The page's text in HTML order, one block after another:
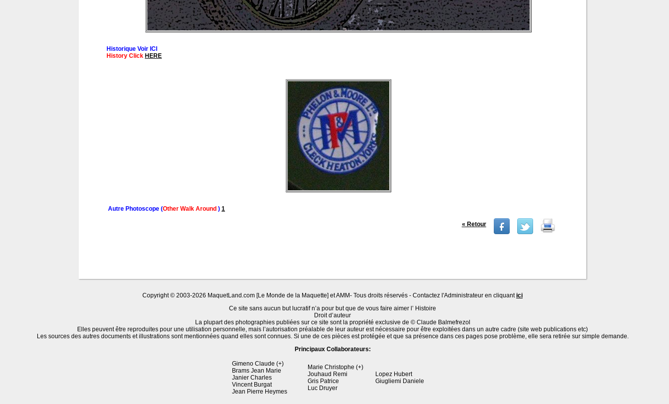
Historique Voir ICI
History Click HERE
Autre Photoscope (Other Walk Around ) 1
« Retour
Copyright © 2003-2026 MaquetLand.com [Le Monde de la Maquette] et AMM- Tous droits réservés - Contactez l'Administrateur en cliquantici
Ce site sans aucun but lucratif n’a pour but que de vous faire aimer l’ Histoire
Droit d’auteur
La plupart des photographies publiées sur ce site sont la propriété exclusive de © Claude Balmefrezol
Elles peuvent être reproduites pour une utilisation personnelle, mais l’autorisation préalable de leur auteur est nécessaire pour être exploitées dans un autre cadre (site web publications etc)
Les sources des autres documents et illustrations sont mentionnées quand elles sont connues. Si une de ces pièces est protégée et que sa présence dans ces pages pose problème, elle sera retirée sur simple demande.
Principaux Collaborateurs:
Gimeno Claude (+)
Brams Jean Marie
Janier Charles
Vincent Burgat
Jean Pierre Heymes
Marie Christophe (+)
Jouhaud Remi
Gris Patrice
Luc Druyer
Lopez Hubert
Giugliemi Daniele